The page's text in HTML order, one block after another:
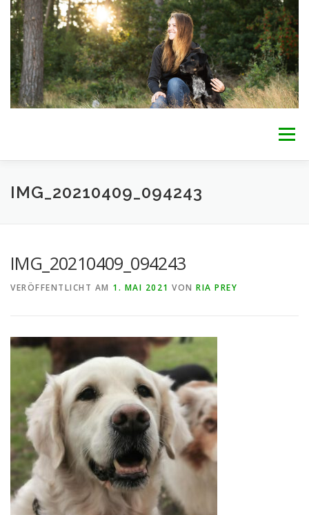
Zum
Inhalt
springen
Menü
WILLKOMMEN BETREUUNG INTERESSE?
IMG_20210409_094243
IMG_20210409_094243
VERÖFFENTLICHT AM 1. MAI 2021 VON RIA PREY